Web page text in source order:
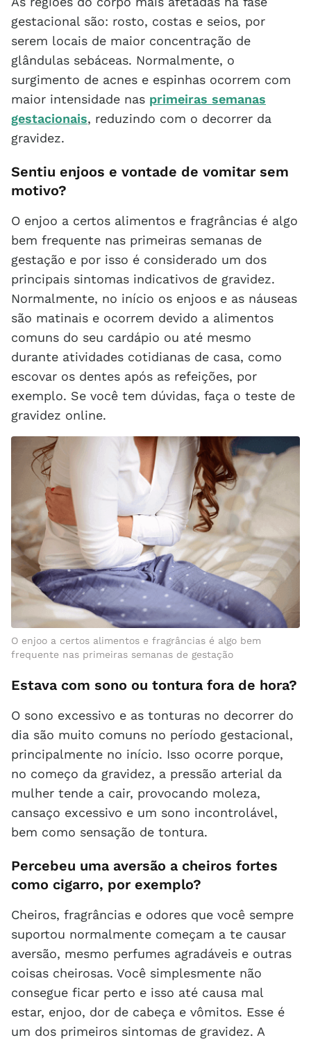
gestacional são: rosto, costas e seios, por
serem locais de maior concentração de
glândulas sebáceas. Normalmente, o
surgimento de acnes e espinhas ocorrem com
maior intensidade nas primeiras semanas
gestacionais, reduzindo com o decorrer da
gravidez.
Sentiu enjoos e vontade de vomitar sem
motivo?
O enjoo a certos alimentos e fragrâncias é algo
bem frequente nas primeiras semanas de
gestação e por isso é considerado um dos
principais sintomas indicativos de gravidez.
Normalmente, no início os enjoos e as náuseas
são matinais e ocorrem devido a alimentos
comuns do seu cardápio ou até mesmo
durante atividades cotidianas de casa, como
escovar os dentes após as refeições, por
exemplo. Se você tem dúvidas, faça o teste de
gravidez online.
O enjoo a certos alimentos e fragrâncias é algo bem
frequente nas primeiras semanas de gestação
Estava com sono ou tontura fora de hora?
O sono excessivo e as tonturas no decorrer do
dia são muito comuns no período gestacional,
principalmente no início. Isso ocorre porque,
no começo da gravidez, a pressão arterial da
mulher tende a cair, provocando moleza,
cansaço excessivo e um sono incontrolável,
bem como sensação de tontura.
Percebeu uma aversão a cheiros fortes
como cigarro, por exemplo?
Cheiros, fragrâncias e odores que você sempre
suportou normalmente começam a te causar
aversão, mesmo perfumes agradáveis e outras
coisas cheirosas. Você simplesmente não
consegue ficar perto e isso até causa mal
estar, enjoo, dor de cabeça e vômitos. Esse é
um dos primeiros sintomas de gravidez. A